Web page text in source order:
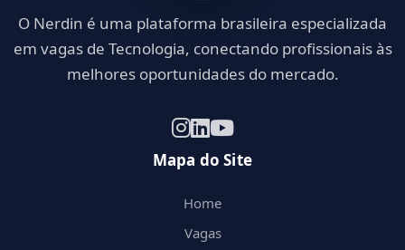
O Nerdin é uma plataforma brasileira especializada
em vagas de Tecnologia, conectando profissionais às
melhores oportunidades do mercado.
Mapa do Site
Home
Vagas